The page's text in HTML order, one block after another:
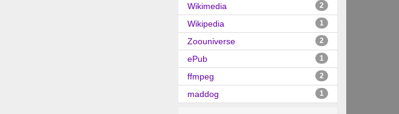
Wikimedia 2
Wikipedia 1
Zoouniverse 2
ePub 1
ffmpeg 2
maddog 1